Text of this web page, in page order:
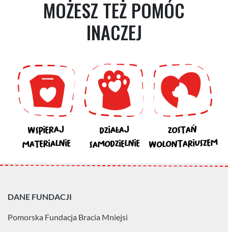
MOŻESZ TEŻ POMÓC
INACZEJ
WSPIERAJ
MATERIALNIE
DZIAŁAJ
SAMODZIELNIE
ZOSTAŃ
WOLONTARIUSZEM
DANE FUNDACJI
Pomorska Fundacja Bracia Mniejsi